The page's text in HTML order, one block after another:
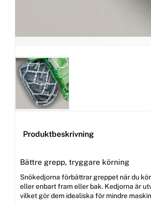
Produktbeskrivning
Bättre grepp, tryggare körning
Snökedjorna förbättrar greppet när du
eller enbart fram eller bak. Kedjorna är
vilket gör dem idealiska för mindre